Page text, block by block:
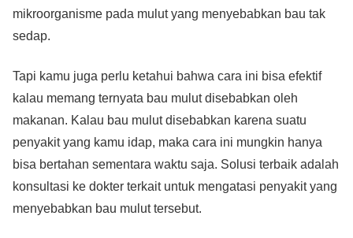
mikroorganisme pada mulut yang menyebabkan bau tak
sedap.
Tapi kamu juga perlu ketahui bahwa cara ini bisa efektif
kalau memang ternyata bau mulut disebabkan oleh
makanan. Kalau bau mulut disebabkan karena suatu
penyakit yang kamu idap, maka cara ini mungkin hanya
bisa bertahan sementara waktu saja. Solusi terbaik adalah
konsultasi ke dokter terkait untuk mengatasi penyakit yang
menyebabkan bau mulut tersebut.